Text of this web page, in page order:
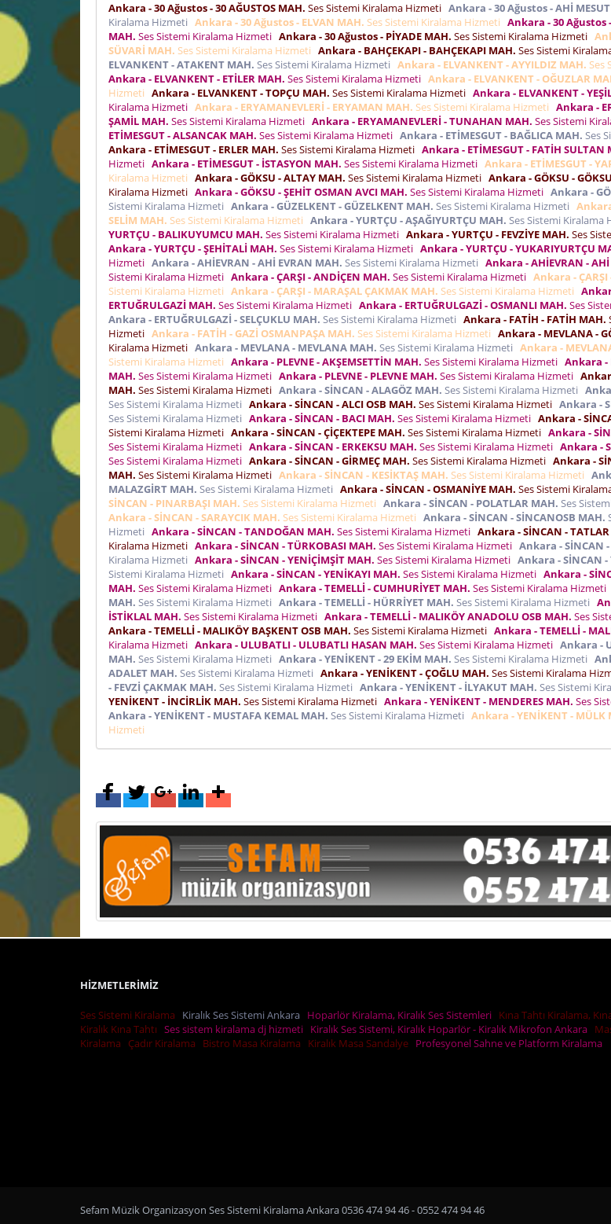
Ankara - 30 Ağustos - 30 AĞUSTOS MAH. Ses Sistemi Kiralama Hizmeti Ankara - 30 Ağustos - AHİ
Kiralama Hizmeti Ankara - 30 Ağustos - ELVAN MAH. Ses Sistemi Kiralama Hizmeti Ankara - 30 Ağustos
MAH. Ses Sistemi Kiralama Hizmeti Ankara - 30 Ağustos - PİYADE MAH. Ses Sistemi Kiralama Hizmeti
SÜVARİ MAH. Ses Sistemi Kiralama Hizmeti Ankara - BAHÇEKAPI - BAHÇEKAPI MAH. Ses Sistemi
ELVANKENT - ATAKENT MAH. Ses Sistemi Kiralama Hizmeti Ankara - ELVANKENT - AYYILDIZ MAH. Ses
Ankara - ELVANKENT - ETİLER MAH. Ses Sistemi Kiralama Hizmeti Ankara - ELVANKENT - OĞUZLAR
Hizmeti Ankara - ELVANKENT - TOPÇU MAH. Ses Sistemi Kiralama Hizmeti Ankara - ELVANKENT -
Kiralama Hizmeti Ankara - ERYAMANEVLERİ - ERYAMAN MAH. Ses Sistemi Kiralama Hizmeti Ankara -
ŞAMİL MAH. Ses Sistemi Kiralama Hizmeti Ankara - ERYAMANEVLERİ - TUNAHAN MAH. Ses Sistemi
ETİMESGUT - ALSANCAK MAH. Ses Sistemi Kiralama Hizmeti Ankara - ETİMESGUT - BAĞLICA MAH. Ses
Ankara - ETİMESGUT - ERLER MAH. Ses Sistemi Kiralama Hizmeti Ankara - ETİMESGUT - FATİH SULTAN
Hizmeti Ankara - ETİMESGUT - İSTASYON MAH. Ses Sistemi Kiralama Hizmeti Ankara - ETİMESGUT -
Kiralama Hizmeti Ankara - GÖKSU - ALTAY MAH. Ses Sistemi Kiralama Hizmeti Ankara - GÖKSU -
Kiralama Hizmeti Ankara - GÖKSU - ŞEHİT OSMAN AVCI MAH. Ses Sistemi Kiralama Hizmeti Ankara -
Sistemi Kiralama Hizmeti Ankara - GÜZELKENT - GÜZELKENT MAH. Ses Sistemi Kiralama Hizmeti
SELİM MAH. Ses Sistemi Kiralama Hizmeti Ankara - YURTÇU - AŞAĞIYURTÇU MAH. Ses Sistemi Kiralama
YURTÇU - BALIKUYUMCU MAH. Ses Sistemi Kiralama Hizmeti Ankara - YURTÇU - FEVZİYE MAH. Ses
Ankara - YURTÇU - ŞEHİTALİ MAH. Ses Sistemi Kiralama Hizmeti Ankara - YURTÇU - YUKARIYURTÇU
Hizmeti Ankara - AHİEVRAN - AHİ EVRAN MAH. Ses Sistemi Kiralama Hizmeti Ankara - AHİEVRAN - AHİ
Sistemi Kiralama Hizmeti Ankara - ÇARŞI - ANDİÇEN MAH. Ses Sistemi Kiralama Hizmeti Ankara - ÇARŞI
Sistemi Kiralama Hizmeti Ankara - ÇARŞI - MARAŞAL ÇAKMAK MAH. Ses Sistemi Kiralama Hizmeti
ERTUĞRULGAZİ MAH. Ses Sistemi Kiralama Hizmeti Ankara - ERTUĞRULGAZİ - OSMANLI MAH. Ses
Ankara - ERTUĞRULGAZİ - SELÇUKLU MAH. Ses Sistemi Kiralama Hizmeti Ankara - FATİH - FATİH MAH.
Hizmeti Ankara - FATİH - GAZİ OSMANPAŞA MAH. Ses Sistemi Kiralama Hizmeti Ankara - MEVLANA -
Kiralama Hizmeti Ankara - MEVLANA - MEVLANA MAH. Ses Sistemi Kiralama Hizmeti Ankara -
Sistemi Kiralama Hizmeti Ankara - PLEVNE - AKŞEMSETTİN MAH. Ses Sistemi Kiralama Hizmeti Ankara -
MAH. Ses Sistemi Kiralama Hizmeti Ankara - PLEVNE - PLEVNE MAH. Ses Sistemi Kiralama Hizmeti
MAH. Ses Sistemi Kiralama Hizmeti Ankara - SİNCAN - ALAGÖZ MAH. Ses Sistemi Kiralama Hizmeti
Ses Sistemi Kiralama Hizmeti Ankara - SİNCAN - ALCI OSB MAH. Ses Sistemi Kiralama Hizmeti Ankara -
Ses Sistemi Kiralama Hizmeti Ankara - SİNCAN - BACI MAH. Ses Sistemi Kiralama Hizmeti Ankara -
Sistemi Kiralama Hizmeti Ankara - SİNCAN - ÇİÇEKTEPE MAH. Ses Sistemi Kiralama Hizmeti Ankara -
Ses Sistemi Kiralama Hizmeti Ankara - SİNCAN - ERKEKSU MAH. Ses Sistemi Kiralama Hizmeti Ankara -
Ses Sistemi Kiralama Hizmeti Ankara - SİNCAN - GİRMEÇ MAH. Ses Sistemi Kiralama Hizmeti Ankara -
MAH. Ses Sistemi Kiralama Hizmeti Ankara - SİNCAN - KESİKTAŞ MAH. Ses Sistemi Kiralama Hizmeti
MALAZGİRT MAH. Ses Sistemi Kiralama Hizmeti Ankara - SİNCAN - OSMANİYE MAH. Ses Sistemi
SİNCAN - PINARBAŞI MAH. Ses Sistemi Kiralama Hizmeti Ankara - SİNCAN - POLATLAR MAH. Ses
Ankara - SİNCAN - SARAYCIK MAH. Ses Sistemi Kiralama Hizmeti Ankara - SİNCAN - SİNCANOSB MAH.
Hizmeti Ankara - SİNCAN - TANDOĞAN MAH. Ses Sistemi Kiralama Hizmeti Ankara - SİNCAN -
Kiralama Hizmeti Ankara - SİNCAN - TÜRKOBASI MAH. Ses Sistemi Kiralama Hizmeti Ankara - SİNCAN -
Kiralama Hizmeti Ankara - SİNCAN - YENİÇİMŞİT MAH. Ses Sistemi Kiralama Hizmeti Ankara - SİNCAN -
Sistemi Kiralama Hizmeti Ankara - SİNCAN - YENİKAYI MAH. Ses Sistemi Kiralama Hizmeti Ankara -
MAH. Ses Sistemi Kiralama Hizmeti Ankara - TEMELLİ - CUMHURİYET MAH. Ses Sistemi Kiralama Hizmeti
MAH. Ses Sistemi Kiralama Hizmeti Ankara - TEMELLİ - HÜRRİYET MAH. Ses Sistemi Kiralama Hizmeti
İSTİKLAL MAH. Ses Sistemi Kiralama Hizmeti Ankara - TEMELLİ - MALIKÖY ANADOLU OSB MAH. Ses
Ankara - TEMELLİ - MALIKÖY BAŞKENT OSB MAH. Ses Sistemi Kiralama Hizmeti Ankara - TEMELLİ -
Kiralama Hizmeti Ankara - ULUBATLI - ULUBATLI HASAN MAH. Ses Sistemi Kiralama Hizmeti Ankara -
MAH. Ses Sistemi Kiralama Hizmeti Ankara - YENİKENT - 29 EKİM MAH. Ses Sistemi Kiralama Hizmeti
ADALET MAH. Ses Sistemi Kiralama Hizmeti Ankara - YENİKENT - ÇOĞLU MAH. Ses Sistemi Kiralama
- FEVZİ ÇAKMAK MAH. Ses Sistemi Kiralama Hizmeti Ankara - YENİKENT - İLYAKUT MAH. Ses Sistemi
YENİKENT - İNCİRLİK MAH. Ses Sistemi Kiralama Hizmeti Ankara - YENİKENT - MENDERES MAH. Ses
Ankara - YENİKENT - MUSTAFA KEMAL MAH. Ses Sistemi Kiralama Hizmeti Ankara - YENİKENT - MÜLK
Hizmeti
HİZMETLERİMİZ
Ses Sistemi Kiralama Kiralık Ses Sistemi Ankara Hoparlör Kiralama, Kiralık Ses Sistemleri Kına Tahtı Kiralama,
Kiralık Kına Tahtı Ses sistem kiralama dj hizmeti Kiralık Ses Sistemi, Kiralık Hoparlör - Kiralık Mikrofon Ankara
Kiralama
Çadır Kiralama Bistro Masa Kiralama Kiralık Masa Sandalye Profesyonel Sahne ve Platform Kiralama
Sefam Müzik Organizasyon Ses Sistemi Kiralama Ankara 0536 474 94 46 - 0552 474 94 46